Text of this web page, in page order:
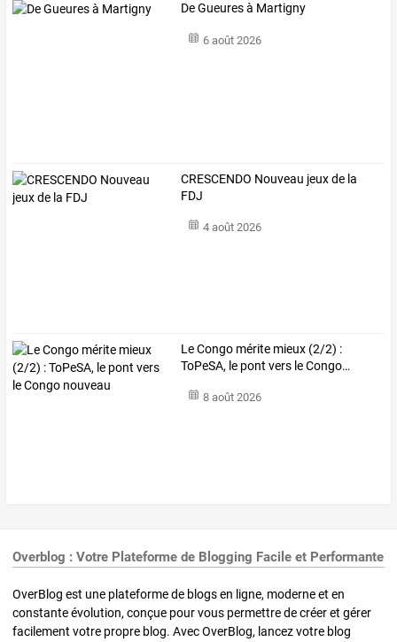
De Gueures à Martigny
6 août 2026
CRESCENDO Nouveau jeux de la
FDJ
4 août 2026
LeCongo mérite mieux (2/2) :
ToPeSA, le pont vers leCongo…
8 août 2026
Overblog : Votre Plateforme de Blogging Facile et Performante
OverBlog est une plateforme de blogs en ligne, moderne et en
constante évolution, conçue pour vous permettre de créer et gérer
facilement votre propre blog. Avec OverBlog, lancez votre blog